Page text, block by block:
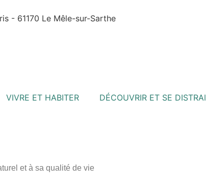
- 61170 Le Mêle-sur-Sarthe
VIVRE ET HABITER DÉCOUVRIR ET SE
et à sa qualité de vie